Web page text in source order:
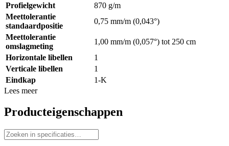
Profielgewicht
870 g/m
Meettolerantie
standaardpositie
0,75 mm/m (0,043°)
Meettolerantie
omslagmeting
1,00 mm/m (0,057°) tot 250 cm
Horizontale libellen
1
Verticale libellen
1
Eindkap
1-K
Lees meer
Producteigenschappen